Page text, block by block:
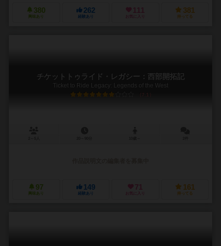
380
興味あり
262
経験あり
111
お気に入り
381
持ってる
チケットトゥライド・レガシー：西部開拓記
Ticket to Ride Legacy: Legends of the West
7.1
97
興味あり
149
経験あり
71
お気に入り
161
持ってる